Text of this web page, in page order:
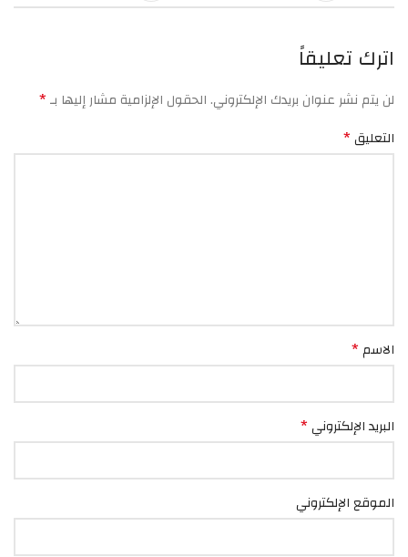
اترك تعليقاً
لن يتم نشر عنوان بريدك الإلكتروني.الحقول الإلزامية مشار إليها بـ*
التعليق*
الاسم*
البريد الإلكتروني*
الموقع الإلكتروني